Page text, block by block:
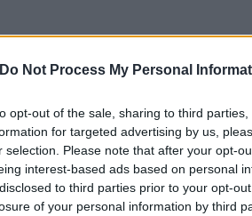
Do Not Process My Personal
opt-out of the sale, sharing to third
for targeted advertising by us,
selection. Please note that after your opt-
interest-based ads based on personal
to third parties prior to your opt-
of your personal information by third
θα φτάσει στις
θα κυμανθεί από
τιμή θα είναι 2 με 3 βαθμούς